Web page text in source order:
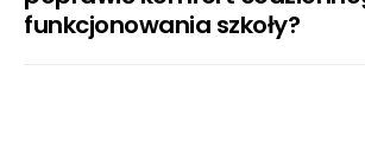
funkcjonowania szkoły?